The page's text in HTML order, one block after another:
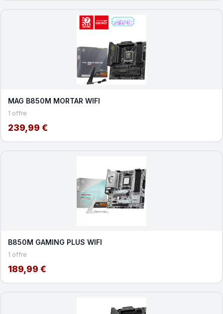
MAG B850M MORTAR WIFI
1 offre
239,99 €
B850M GAMING PLUS WIFI
1 offre
189,99 €